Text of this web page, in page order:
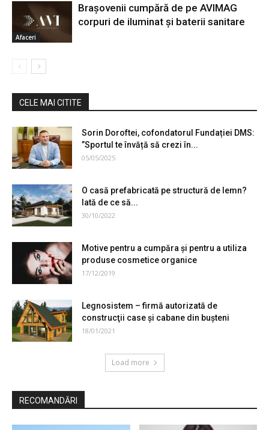
Afaceri
Braşovenii cumpără de pe AVIMAG
corpuri de iluminat şi baterii sanitare
CELE MAI CITITE
Sorin Doroftei, cofondatorul Fundației DMS:
”Sportul te învăță să crezi în...
05/05/2025
O casă prefabricată pe structură de lemn?
Iată de ce să...
30/10/2022
Motive pentru a cumpăra și pentru a utiliza
produse cosmetice organice
17/12/2019
Legnosistem – firmă autorizată de
construcţii case și cabane din bușteni
18/01/2021
Load more
RECOMANDĂRI